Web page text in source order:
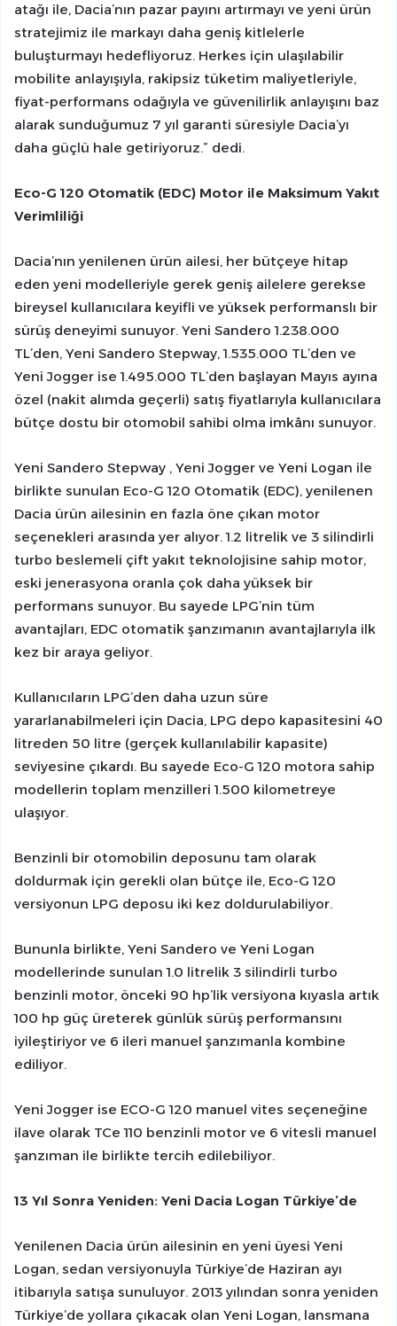
atağı ile, Dacia’nın pazar payını artırmayı ve yeni ürün
stratejimiz ile markayı daha geniş kitlelerle
buluşturmayı hedefliyoruz. Herkes için ulaşılabilir
mobilite anlayışıyla, rakipsiz tüketim maliyetleriyle,
fiyat-performans odağıyla ve güvenilirlik anlayışını baz
alarak sunduğumuz 7 yıl garanti süresiyle Dacia’yı
daha güçlü hale getiriyoruz.” dedi.
Eco-G 120 Otomatik (EDC) Motor ile Maksimum Yakıt
Verimliliği
Dacia’nın yenilenen ürün ailesi, her bütçeye hitap
eden yeni modelleriyle gerek geniş ailelere gerekse
bireysel kullanıcılara keyifli ve yüksek performanslı bir
sürüş deneyimi sunuyor. Yeni Sandero 1.238.000
TL’den, Yeni Sandero Stepway, 1.535.000 TL’den ve
Yeni Jogger ise 1.495.000 TL’den başlayan Mayıs ayına
özel (nakit alımda geçerli) satış fiyatlarıyla kullanıcılara
bütçe dostu bir otomobil sahibi olma imkânı sunuyor.
Yeni Sandero Stepway , Yeni Jogger ve Yeni Logan ile
birlikte sunulan Eco-G 120 Otomatik (EDC), yenilenen
Dacia ürün ailesinin en fazla öne çıkan motor
seçenekleri arasında yer alıyor. 1.2 litrelik ve 3 silindirli
turbo beslemeli çift yakıt teknolojisine sahip motor,
eski jenerasyona oranla çok daha yüksek bir
performans sunuyor. Bu sayede LPG’nin tüm
avantajları, EDC otomatik şanzımanın avantajlarıyla ilk
kez bir araya geliyor.
Kullanıcıların LPG’den daha uzun süre
yararlanabilmeleri için Dacia, LPG depo kapasitesini 40
litreden 50 litre (gerçek kullanılabilir kapasite)
seviyesine çıkardı. Bu sayede Eco-G 120 motora sahip
modellerin toplam menzilleri 1.500 kilometreye
ulaşıyor.
Benzinli bir otomobilin deposunu tam olarak
doldurmak için gerekli olan bütçe ile, Eco-G 120
versiyonun LPG deposu iki kez doldurulabiliyor.
Bununla birlikte, Yeni Sandero ve Yeni Logan
modellerinde sunulan 1.0 litrelik 3 silindirli turbo
benzinli motor, önceki 90 hp’lik versiyona kıyasla artık
100 hp güç üreterek günlük sürüş performansını
iyileştiriyor ve 6 ileri manuel şanzımanla kombine
ediliyor.
Yeni Jogger ise ECO-G 120 manuel vites seçeneğine
ilave olarak TCe 110 benzinli motor ve 6 vitesli manuel
şanzıman ile birlikte tercih edilebiliyor.
13 Yıl Sonra Yeniden: Yeni Dacia Logan Türkiye’de
Yenilenen Dacia ürün ailesinin en yeni üyesi Yeni
Logan, sedan versiyonuyla Türkiye’de Haziran ayı
itibarıyla satışa sunuluyor. 2013 yılından sonra yeniden
Türkiye’de yollara çıkacak olan Yeni Logan, lansmana